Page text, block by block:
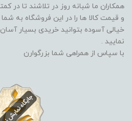
همکاران ما شبانه روز در تلاشند تا در
و قیمت کالا ها را در این فروشگاه به شما
خیالی آسوده بتوانید خریدی بسیار
نمایید .
با سپاس از همراهی شما بزرگوارن